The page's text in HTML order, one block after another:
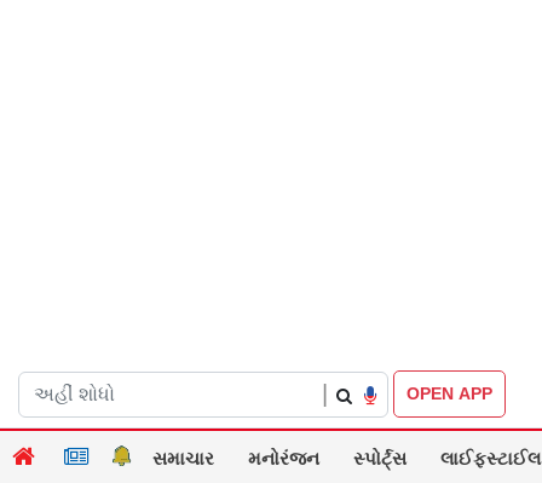
OPEN APP
સમાચાર મનોરંજન સ્પોર્ટ્સ લાઈફસ્ટાઈલ